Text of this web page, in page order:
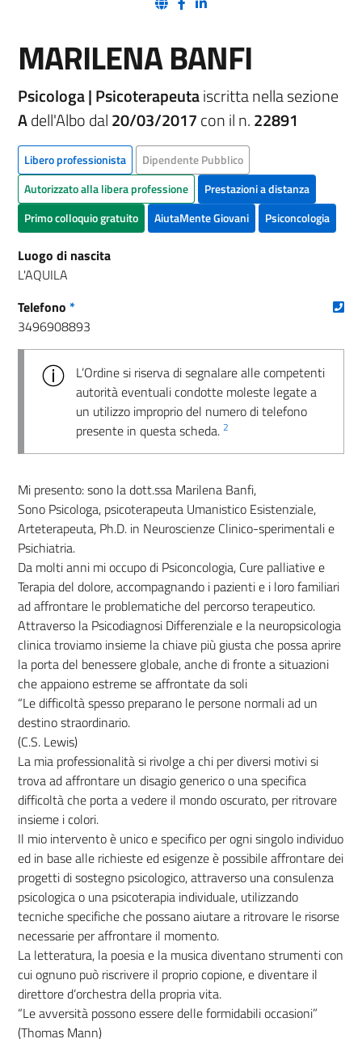
MARILENA BANFI
Psicologa | Psicoterapeutaiscritta nella sezione
Adell'Albo dal20/03/2017con il n.22891
Libero professionista
Dipendente Pubblico
Autorizzato alla libera professione
Prestazioni a distanza
Primo colloquio gratuito
AiutaMente Giovani Psiconcologia
Luogo di nascita
L'AQUILA
Telefono *
3496908893
L’Ordine si riserva di segnalare alle competenti
autorità eventuali condotte moleste legate a
un utilizzo improprio del numero di telefono
presente in questa scheda. 2
Mi presento: sono la dott.ssa Marilena Banfi,
Sono Psicologa, psicoterapeuta Umanistico Esistenziale,
Arteterapeuta, Ph.D. in Neuroscienze Clinico-sperimentali e
Psichiatria.
Da molti anni mi occupo di Psiconcologia, Cure palliative e
Terapia del dolore, accompagnando i pazienti e i loro familiari
ad affrontare le problematiche del percorso terapeutico.
Attraverso la Psicodiagnosi Differenziale e la neuropsicologia
clinica troviamo insieme la chiave più giusta che possa aprire
la porta del benessere globale, anche di fronte a situazioni
che appaiono estreme se affrontate da soli
“Le difficoltà spesso preparano le persone normali ad un
destino straordinario.
(C.S. Lewis)
La mia professionalità si rivolge a chi per diversi motivi si
trova ad affrontare un disagio generico o una specifica
difficoltà che porta a vedere il mondo oscurato, per ritrovare
insieme i colori.
Il mio intervento è unico e specifico per ogni singolo individuo
ed in base alle richieste ed esigenze è possibile affrontare dei
progetti di sostegno psicologico, attraverso una consulenza
psicologica o una psicoterapia individuale, utilizzando
tecniche specifiche che possano aiutare a ritrovare le risorse
necessarie per affrontare il momento.
La letteratura, la poesia e la musica diventano strumenti con
cui ognuno può riscrivere il proprio copione, e diventare il
direttore d’orchestra della propria vita.
“Le avversità possono essere delle formidabili occasioni”
(Thomas Mann)